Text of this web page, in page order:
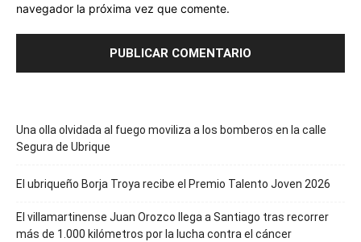
navegador la próxima vez que comente.
Una olla olvidada al fuego moviliza a los bomberos en la calle
Segura de Ubrique
El ubriqueño Borja Troya recibe el Premio Talento Joven 2026
El villamartinense Juan Orozco llega a Santiago tras recorrer
más de 1.000 kilómetros por la lucha contra el cáncer